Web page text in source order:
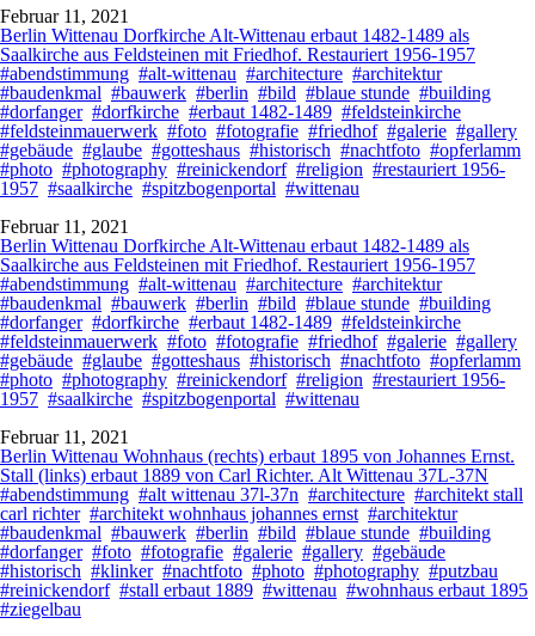
Februar 11, 2021
Berlin Wittenau Dorfkirche Alt-Wittenau erbaut 1482-1489 als
Saalkirche aus Feldsteinen mit Friedhof. Restauriert 1956-1957
#abendstimmung #alt-wittenau #architecture #architektur
#baudenkmal #bauwerk #berlin #bild #blaue stunde #building
#dorfanger #dorfkirche #erbaut 1482-1489 #feldsteinkirche
#feldsteinmauerwerk #foto #fotografie #friedhof #galerie #gallery
#gebäude #glaube #gotteshaus #historisch #nachtfoto #opferlamm
#photo #photography #reinickendorf #religion #restauriert 1956-
1957 #saalkirche #spitzbogenportal #wittenau
Februar 11, 2021
Berlin Wittenau Dorfkirche Alt-Wittenau erbaut 1482-1489 als
Saalkirche aus Feldsteinen mit Friedhof. Restauriert 1956-1957
#abendstimmung #alt-wittenau #architecture #architektur
#baudenkmal #bauwerk #berlin #bild #blaue stunde #building
#dorfanger #dorfkirche #erbaut 1482-1489 #feldsteinkirche
#feldsteinmauerwerk #foto #fotografie #friedhof #galerie #gallery
#gebäude #glaube #gotteshaus #historisch #nachtfoto #opferlamm
#photo #photography #reinickendorf #religion #restauriert 1956-
1957 #saalkirche #spitzbogenportal #wittenau
Februar 11, 2021
Berlin Wittenau Wohnhaus (rechts) erbaut 1895 von Johannes Ernst.
Stall (links) erbaut 1889 von Carl Richter. Alt Wittenau 37L-37N
#abendstimmung #alt wittenau 37l-37n #architecture #architekt stall
carl richter #architekt wohnhaus johannes ernst #architektur
#baudenkmal #bauwerk #berlin #bild #blaue stunde #building
#dorfanger #foto #fotografie #galerie #gallery #gebäude
#historisch #klinker #nachtfoto #photo #photography #putzbau
#reinickendorf #stall erbaut 1889 #wittenau #wohnhaus erbaut 1895
#ziegelbau